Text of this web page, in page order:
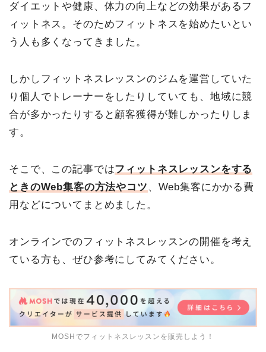
c
o
o
k
i
e
n
r
e
s
ダイエットや健康、体力の向上などの効果があるフ
ィットネス。そのためフィットネスを始めたいとい
う人も多くなってきました。
しかしフィットネスレッスンのジムを運営していた
り個人でトレーナーをしたりしていても、地域に競
合が多かったりすると顧客獲得が難しかったりしま
す。
そこで、この記事ではフィットネスレッスンをする
ときのWeb集客の方法やコツ 、Web集客にかかる費
用などについてまとめました。
オンラインでのフィットネスレッスンの開催を考え
ている方も、ぜひ参考にしてみてください。
MOSHでフィットネスレッスンを販売しよう！